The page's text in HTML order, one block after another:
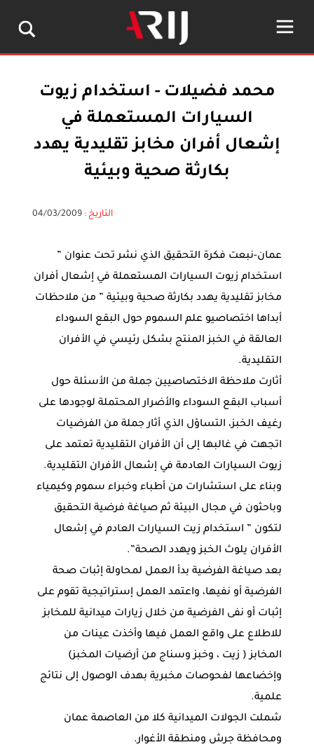
محمد فضيلات - استخدام زيوت
السيارات المستعملة في
إشعال أفران مخابز تقليدية يهدد
بكارثة صحية وبيئية
التاريخ :04/03/2009
عمان-نبعت فكرة التحقيق الذي نشر تحت عنوان ”
استخدام زيوت السيارات المستعملة في إشعال أفران
مخابز تقليدية يهدد بكارثة صحية وبيئية ” من ملاحظات
أبداها اختصاصيو علم السموم حول البقع السوداء
العالقة في الخبز المنتج بشكل رئيسي في الأفران
التقليدية.
أثارت ملاحظة الاختصاصيين جملة من الأسئلة حول
أسباب البقع السوداء والأضرار المحتملة لوجودها على
رغيف الخبز، التساؤل الذي أثار جملة من الفرضيات
اتجهت في غالبها إلى أن الأفران التقليدية تعتمد على
زيوت السيارات العادمة في إشعال الأفران التقليدية.
وبناء على استشارات من أطباء وخبراء سموم وكيمياء
وباحثون في مجال البيئة ثم صياغة فرضية التحقيق
لتكون ” استخدام زيت السيارات العادم في إشعال
الأفران يلوث الخبز ويهدد الصحة”.
بعد صياغة الفرضية بدأ العمل لمحاولة إثبات صحة
الفرضية أو نفيها، واعتمد العمل إستراتيجية تقوم على
إثبات أو نفى الفرضية من خلال زيارات ميدانية للمخابز
للاطلاع على واقع العمل فيها وأخذت عينات من
المخابز ( زيت ، وخبز وسناج من أرضيات المخبز)
وإخضاعها لفحوصات مخبرية بهدف الوصول إلى نتائج
علمية.
شملت الجولات الميدانية كلا من العاصمة عمان
ومحافظة جرش ومنطقة الأغوار.